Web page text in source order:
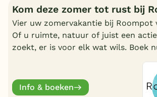
Kom deze zomer tot rust bij
Vier uw zomervakantie bij Roompot
Of u ruimte, natuur of juist een
zoekt, er is voor elk wat wils. Boek
Info & boeken